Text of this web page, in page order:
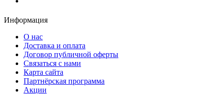
Информация
О нас
Доставка и оплата
Договор публичной оферты
Связаться с нами
Карта сайта
Партнёрская программа
Акции